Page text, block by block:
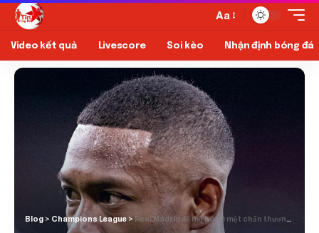
Aa
Video kết quả Livescore Soi kèo Nhận định bóng đá
Blog > Champions League>Real Madrid đổ mồ hôi vì một chấn thương phòng thủ khác trước trận lượt về của Arsenal